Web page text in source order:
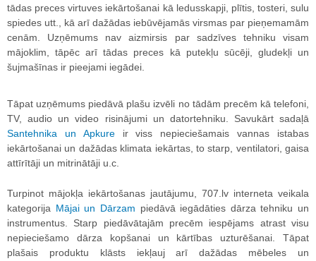
tādas preces virtuves iekārtošanai kā ledusskapji, plītis, tosteri, sulu
spiedes utt., kā arī dažādas iebūvējamās virsmas par pieņemamām
cenām. Uzņēmums nav aizmirsis par sadzīves tehniku visam
mājoklim, tāpēc arī tādas preces kā putekļu sūcēji, gludekļi un
šujmašīnas ir pieejami iegādei.
Tāpat uzņēmums piedāvā plašu izvēli no tādām precēm kā telefoni,
TV, audio un video risinājumi un datortehniku. Savukārt sadaļā
Santehnika un Apkureir viss nepieciešamais vannas istabas
iekārtošanai un dažādas klimata iekārtas, to starp, ventilatori, gaisa
attīrītāji un mitrinātāji u.c.
Turpinot mājokļa iekārtošanas jautājumu, 707.lv interneta veikala
kategorija Mājai un Dārzam piedāvā iegādāties dārza tehniku un
instrumentus. Starp piedāvātajām precēm iespējams atrast visu
nepieciešamo dārza kopšanai un kārtības uzturēšanai. Tāpat
plašais produktu klāsts iekļauj arī dažādas mēbeles un